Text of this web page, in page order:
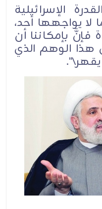
الإسرائيلية
لا يواجهها أحد،
فإنَّ بإمكاننا أن
هذا الوهم الذي